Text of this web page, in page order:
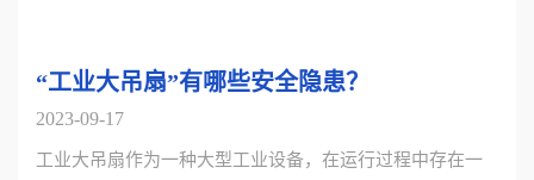
“工业大吊扇”有哪些安全隐患？
2023-09-17
工业大吊扇作为一种大型工业设备，在运行过程中存在一